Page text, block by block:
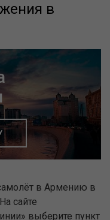
в
в Армению в
сайте
выберите пункт